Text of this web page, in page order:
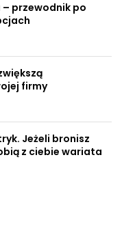
przewodnik po
firmy
Jeżeli bronisz
z ciebie wariata